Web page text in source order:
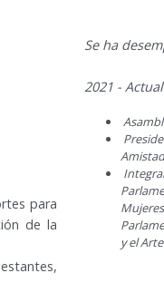
para
de la
Se ha
2021 -
y el